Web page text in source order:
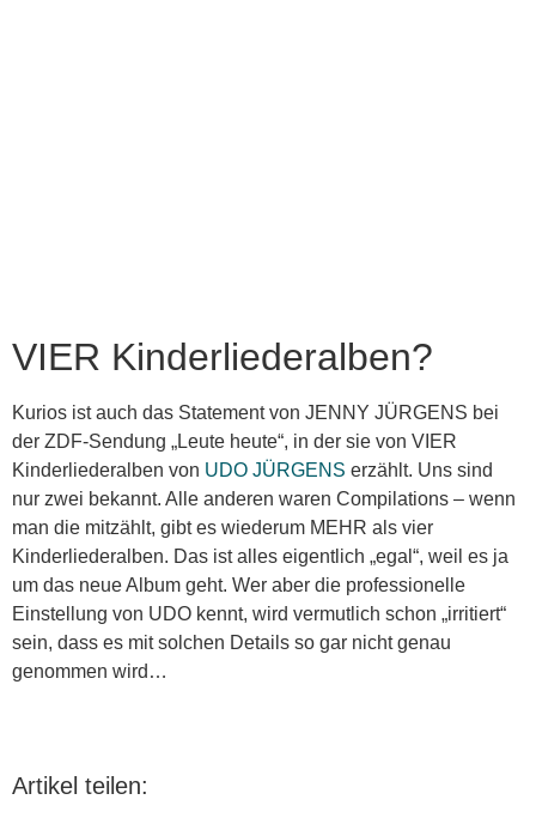
VIER Kinderliederalben?
Kurios ist auch das Statement von JENNY JÜRGENS bei
der ZDF-Sendung „Leute heute“, in der sie von VIER
Kinderliederalben von UDO JÜRGENS erzählt. Uns sind
nur zwei bekannt. Alle anderen waren Compilations – wenn
man die mitzählt, gibt es wiederum MEHR als vier
Kinderliederalben. Das ist alles eigentlich „egal“, weil es ja
um das neue Album geht. Wer aber die professionelle
Einstellung von UDO kennt, wird vermutlich schon „irritiert“
sein, dass es mit solchen Details so gar nicht genau
genommen wird…
Artikel teilen: